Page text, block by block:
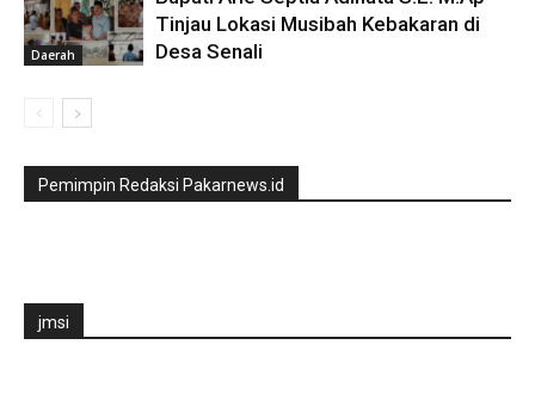
Daerah
Tinjau Lokasi Musibah Kebakaran di
Desa Senali
Pemimpin Redaksi Pakarnews.id
jmsi